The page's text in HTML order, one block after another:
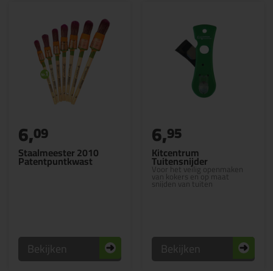
Staalmeester 2010
Patentpuntkwast
6,09
Bekijken
Kitcentrum
Tuitensnijder
Voor het veilig openmaken
van kokers en op maat
snijden van tuiten
6,95
Bekijken